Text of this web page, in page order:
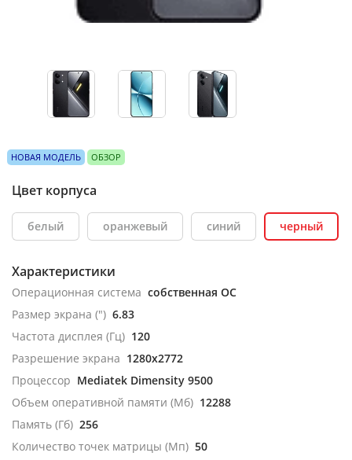
НОВАЯ МОДЕЛЬ ОБЗОР
Цвет корпуса
белый оранжевый синий черный
Характеристики
Операционная система собственная ОС
Размер экрана (") 6.83
Частота дисплея (Гц) 120
Разрешение экрана 1280x2772
Процессор Mediatek Dimensity 9500
Объем оперативной памяти (Мб) 12288
Память (Гб) 256
Количество точек матрицы (Мп) 50